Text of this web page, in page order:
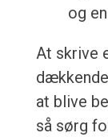
og
At skrive
at blive
så sørg